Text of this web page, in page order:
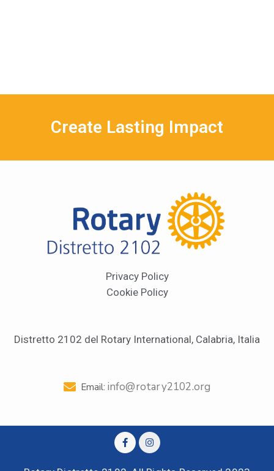
Create Lasting Impact
Privacy Policy
Cookie Policy
Distretto 2102 del Rotary International, Calabria, Italia
Email: info@rotary2102.org